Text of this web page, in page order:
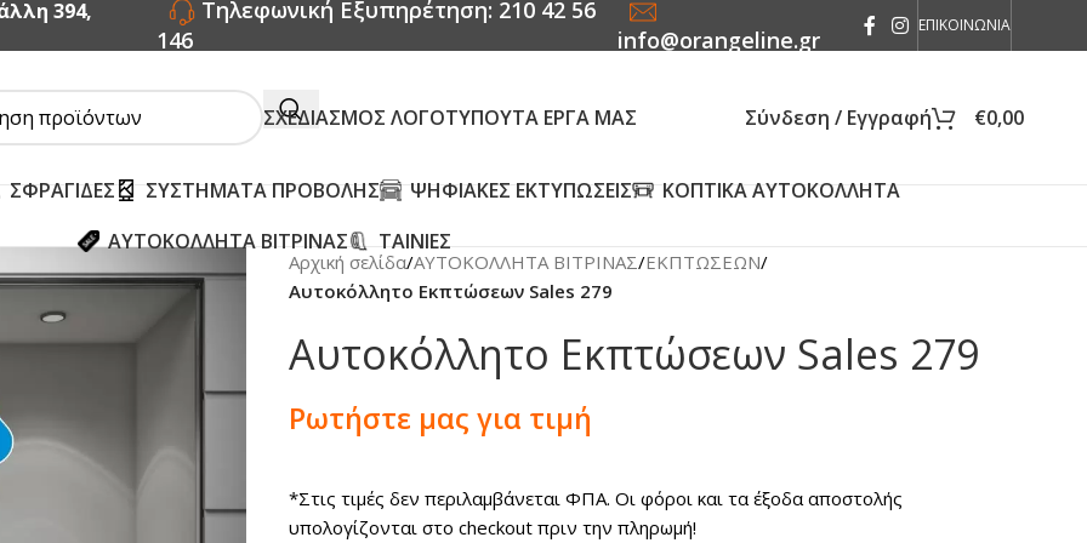
394,
Τηλεφωνική Εξυπηρέτηση: 210 42 56
146
info@orangeline.gr
ΕΠΙΚΟΙΝΩΝΙΑ
ΣΧΕΔΙΑΣΜΟΣ ΛΟΓΟΤΥΠΟΥΤΑ ΕΡΓΑ ΜΑΣ Σύνδεση / Εγγραφή €0,00
ΣΦΡΑΓΙΔΕΣ ΣΥΣΤΗΜΑΤΑ ΠΡΟΒΟΛΗΣ ΨΗΦΙΑΚΕΣ ΕΚΤΥΠΩΣΕΙΣ
ΚΟΠΤΙΚΑ ΑΥΤΟΚΟΛΛΗΤΑ
ΑΥΤΟΚΟΛΛΗΤΑ ΒΙΤΡΙΝΑΣ
ΤΑΙΝΙΕΣ
Αρχική σελίδα/ΑΥΤΟΚΟΛΛΗΤΑ ΒΙΤΡΙΝΑΣ/ΕΚΠΤΩΣΕΩΝ/
Αυτοκόλλητο Εκπτώσεων Sales 279
Αυτοκόλλητο Εκπτώσεων Sales 279
Ρωτήστε μας για τιμή
*Στις τιμές δεν περιλαμβάνεται ΦΠΑ. Οι φόροι και τα έξοδα αποστολής
υπολογίζονται στο checkout πριν την πληρωμή!